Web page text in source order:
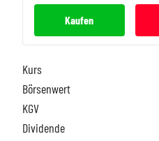
Kaufen
Kurs
Börsenwert
KGV
Dividende